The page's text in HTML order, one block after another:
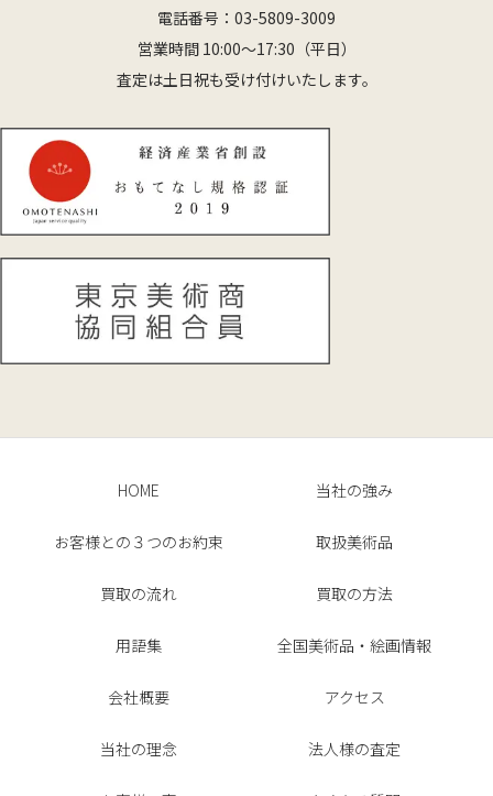
電話番号： 03-5809-3009
営業時間 10:00〜17:30（平日）
査定は土日祝も受け付けいたします。
HOME 当社の強み
お客様との３つのお約束 取扱美術品
買取の流れ 買取の方法
用語集 全国美術品・絵画情報
会社概要 アクセス
当社の理念 法人様の査定